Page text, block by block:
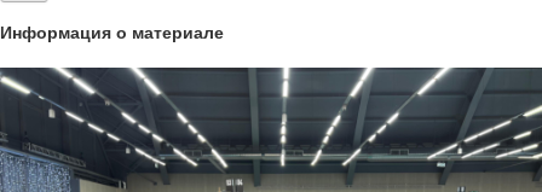
Информация о материале